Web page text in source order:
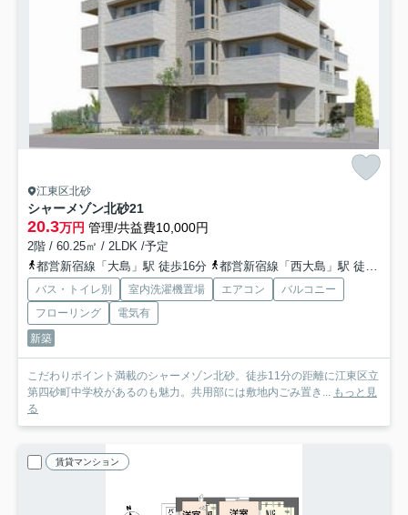
江東区北砂
シャーメゾン北砂21
20.3万円 管理/共益費10,000円
2階 / 60.25㎡ / 2LDK /予定
都営新宿線「大島」駅 徒歩16分
都営新宿線「西大島」駅 徒歩21分
バス・トイレ別 室内洗濯機置場 エアコン
バルコニー
フローリング
電気有
新築
こだわりポイント満載のシャーメゾン北砂。徒歩11分の距離に江東区立
第四砂町中学校があるのも魅力。共用部には敷地内ごみ置き... もっと見
る
賃貸マンション